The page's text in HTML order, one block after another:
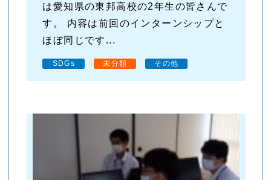
は愛知県の東邦高校の2年生の皆さんで
す。 内容は前回のインターンシップと
ほぼ同じです...
SDGs 未分類 その他